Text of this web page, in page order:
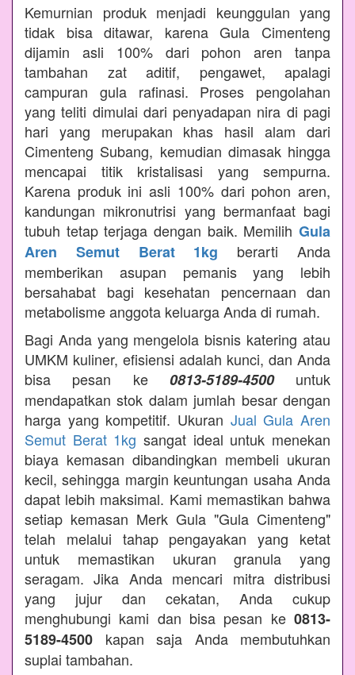
Kemurnian produk menjadi keunggulan yang
tidak bisa ditawar, karena Gula Cimenteng
dijamin asli 100% dari pohon aren tanpa
tambahan zat aditif, pengawet, apalagi
campuran gula rafinasi. Proses pengolahan
yang teliti dimulai dari penyadapan nira di pagi
hari yang merupakan khas hasil alam dari
Cimenteng Subang, kemudian dimasak hingga
mencapai titik kristalisasi yang sempurna.
Karena produk ini asli 100% dari pohon aren,
kandungan mikronutrisi yang bermanfaat bagi
tubuh tetap terjaga dengan baik. Memilih Gula
Aren Semut Berat 1kg berarti Anda
memberikan asupan pemanis yang lebih
bersahabat bagi kesehatan pencernaan dan
metabolisme anggota keluarga Anda di rumah.
Bagi Anda yang mengelola bisnis katering atau
UMKM kuliner, efisiensi adalah kunci, dan Anda
bisa pesan ke 0813-5189-4500untuk
mendapatkan stok dalam jumlah besar dengan
harga yang kompetitif. Ukuran Jual Gula Aren
Semut Berat 1kg sangat ideal untuk menekan
biaya kemasan dibandingkan membeli ukuran
kecil, sehingga margin keuntungan usaha Anda
dapat lebih maksimal. Kami memastikan bahwa
setiap kemasan Merk Gula "Gula Cimenteng"
telah melalui tahap pengayakan yang ketat
untuk memastikan ukuran granula yang
seragam. Jika Anda mencari mitra distribusi
yang jujur dan cekatan, Anda cukup
menghubungi kami dan bisa pesan ke 0813-
5189-4500 kapan saja Anda membutuhkan
suplai tambahan.